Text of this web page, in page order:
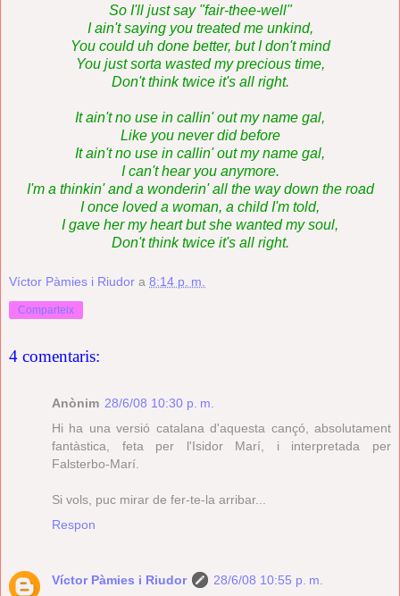
So I'll just say "fair-thee-well"
I ain't saying you treated me unkind,
You could uh done better, but I don't mind
You just sorta wasted my precious time,
Don't think twice it's all right.
It ain't no use in callin' out my name gal,
Like you never did before
It ain't no use in callin' out my name gal,
I can't hear you anymore.
I'm a thinkin' and a wonderin' all the way down the road
I once loved a woman, a child I'm told,
I gave her my heart but she wanted my soul,
Don't think twice it's all right.
Víctor Pàmies i Riudor a 8:14 p. m.
Comparteix
4 comentaris:
Anònim 28/6/08 10:30 p. m.
Hi ha una versió catalana d'aquesta cançó, absolutament
fantàstica, feta per l'Isidor Marí, i interpretada per
Falsterbo-Marí.
Si vols, puc mirar de fer-te-la arribar...
Respon
Víctor Pàmies i Riudor
28/6/08 10:55 p. m.